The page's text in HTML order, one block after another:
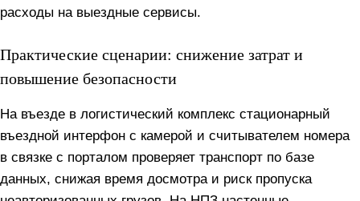
расходы на выездные сервисы.
Практические сценарии: снижение затрат и
повышение безопасности
На въезде в логистический комплекс стационарный
въездной интерфoн с камерой и считывателем номера
в связке с порталом проверяет транспорт по базе
данных, снижая время досмотра и риск пропуска